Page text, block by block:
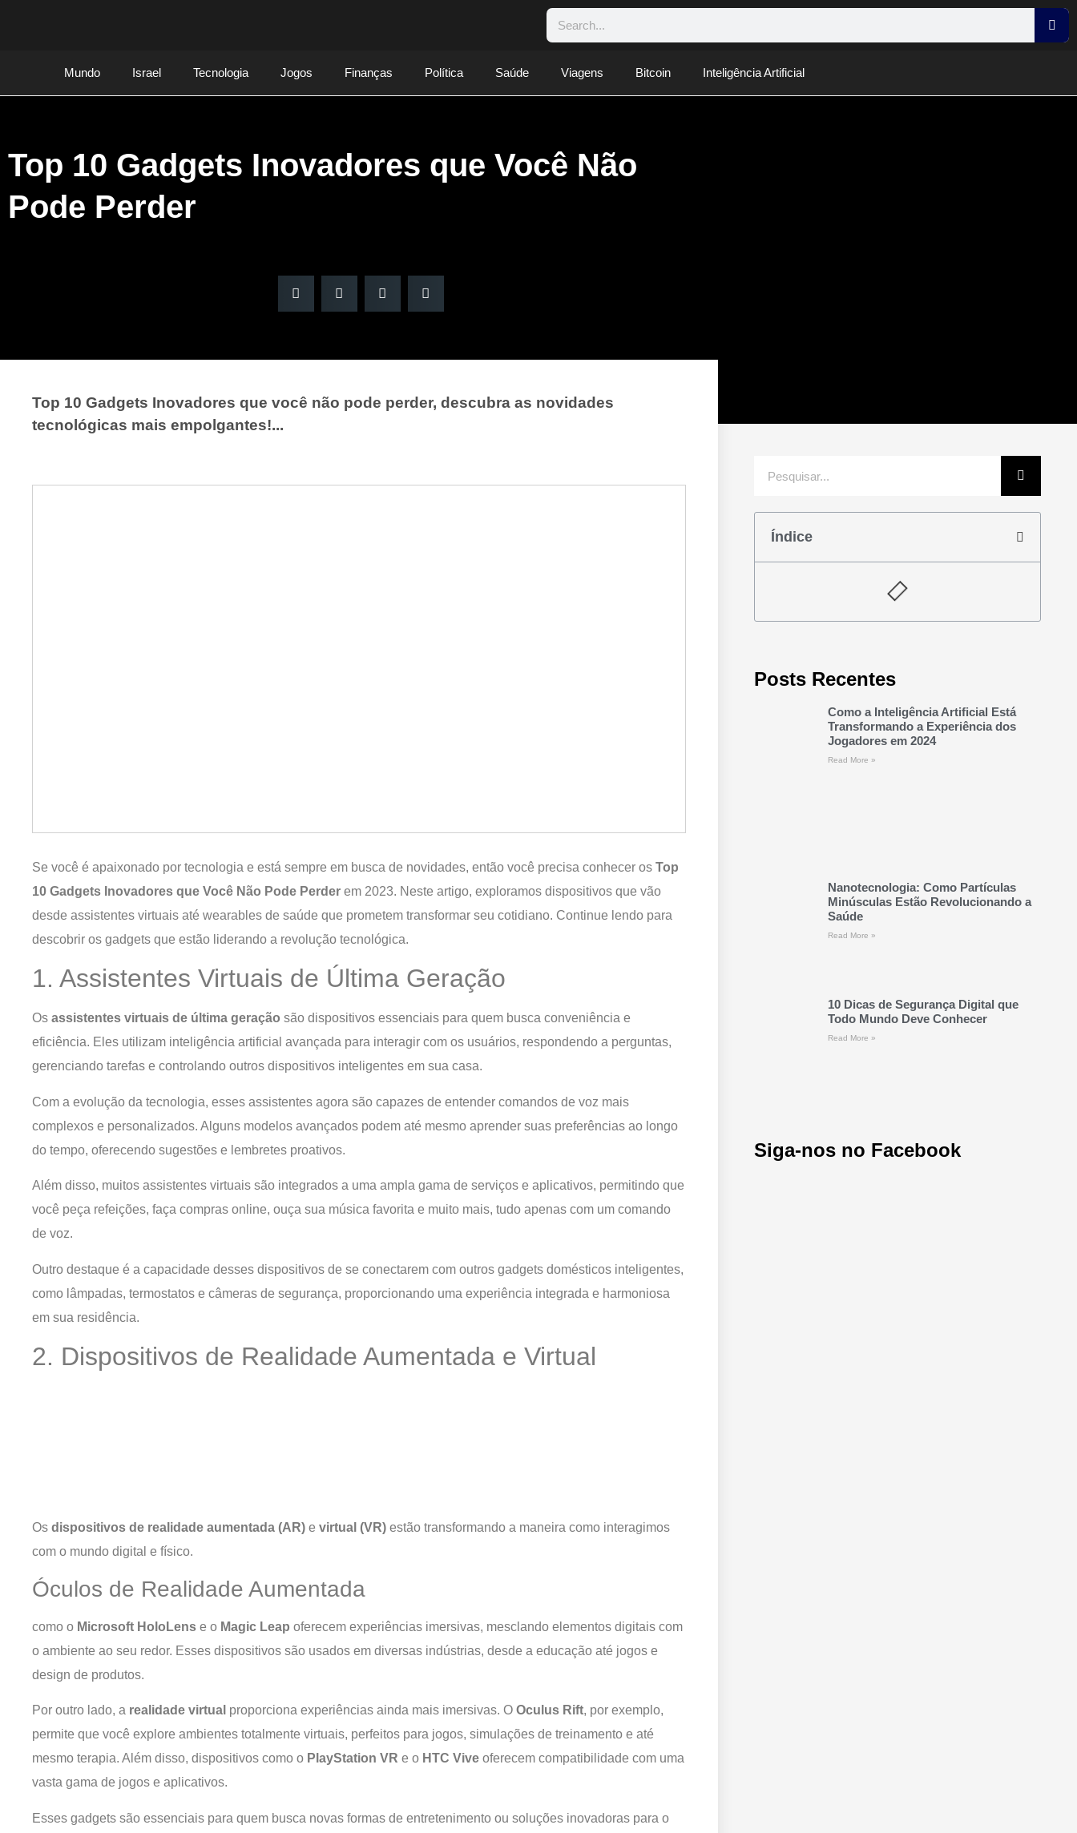
Mundo Israel Tecnologia Jogos Finanças Política Saúde Viagens Bitcoin Inteligência Artificial
Top 10 Gadgets Inovadores que Você Não
Pode Perder
Top 10 Gadgets Inovadores que você não pode perder, descubra as novidades
tecnológicas mais empolgantes!...
Se você é apaixonado por tecnologia e está sempre em busca de novidades, então você precisa conhecer os Top
10 Gadgets Inovadores que Você Não Pode Perder em 2023. Neste artigo, exploramos dispositivos que vão
desde assistentes virtuais até wearables de saúde que prometem transformar seu cotidiano. Continue lendo para
descobrir os gadgets que estão liderando a revolução tecnológica.
1. Assistentes Virtuais de Última Geração
Os assistentes virtuais de última geração são dispositivos essenciais para quem busca conveniência e
eficiência. Eles utilizam inteligência artificial avançada para interagir com os usuários, respondendo a perguntas,
gerenciando tarefas e controlando outros dispositivos inteligentes em sua casa.
Com a evolução da tecnologia, esses assistentes agora são capazes de entender comandos de voz mais
complexos e personalizados. Alguns modelos avançados podem até mesmo aprender suas preferências ao longo
do tempo, oferecendo sugestões e lembretes proativos.
Além disso, muitos assistentes virtuais são integrados a uma ampla gama de serviços e aplicativos, permitindo que
você peça refeições, faça compras online, ouça sua música favorita e muito mais, tudo apenas com um comando
de voz.
Outro destaque é a capacidade desses dispositivos de se conectarem com outros gadgets domésticos inteligentes,
como lâmpadas, termostatos e câmeras de segurança, proporcionando uma experiência integrada e harmoniosa
em sua residência.
2. Dispositivos de Realidade Aumentada e Virtual
Os dispositivos de realidade aumentada (AR) e virtual (VR) estão transformando a maneira como interagimos
com o mundo digital e físico.
Óculos de Realidade Aumentada
como o Microsoft HoloLens e o Magic Leap oferecem experiências imersivas, mesclando elementos digitais com
o ambiente ao seu redor. Esses dispositivos são usados em diversas indústrias, desde a educação até jogos e
design de produtos.
Por outro lado, a realidade virtual proporciona experiências ainda mais imersivas. O Oculus Rift, por exemplo,
permite que você explore ambientes totalmente virtuais, perfeitos para jogos, simulações de treinamento e até
mesmo terapia. Além disso, dispositivos como o PlayStation VR e o HTC Vive oferecem compatibilidade com uma
vasta gama de jogos e aplicativos.
Esses gadgets são essenciais para quem busca novas formas de entretenimento ou soluções inovadoras para o
Índice
Posts Recentes
Como a Inteligência Artificial Está
Transformando a Experiência dos
Jogadores em 2024
Read More »
Nanotecnologia: Como Partículas
Minúsculas Estão Revolucionando a
Saúde
Read More »
10 Dicas de Segurança Digital que
Todo Mundo Deve Conhecer
Read More »
Siga-nos no Facebook